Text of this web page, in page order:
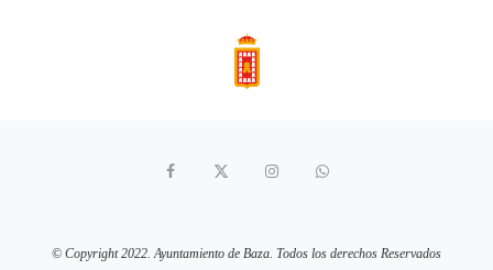
© Copyright 2022. Ayuntamiento de Baza. Todos los derechos Reservados